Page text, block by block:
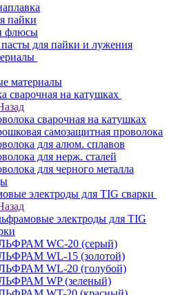
пайки
флюсы
для пайки и лужения
материалы
сварочная на катушках
сварочная на катушках
самозащитная проволока
для алюм. сплавов
для нерж. сталей
для черного металла
электроды для TIG сварки
электроды для TIG
WC-20 (серый)
WL-15 (золотой)
WL-20 (голубой)
WP (зеленый)